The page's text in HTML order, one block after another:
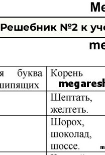
Решебник №2 к